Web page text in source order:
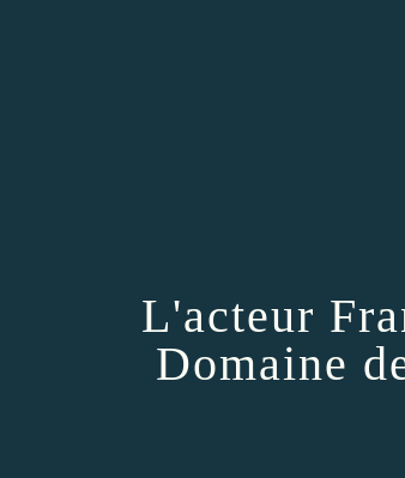
L'acteur
Domaine